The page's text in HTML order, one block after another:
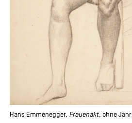
Hans Emmenegger, Frauenakt, ohne Jahr